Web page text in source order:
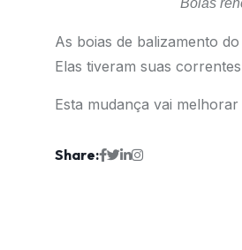
Boias
As boias de balizamento
Elas tiveram suas
Esta mudança vai
Share: